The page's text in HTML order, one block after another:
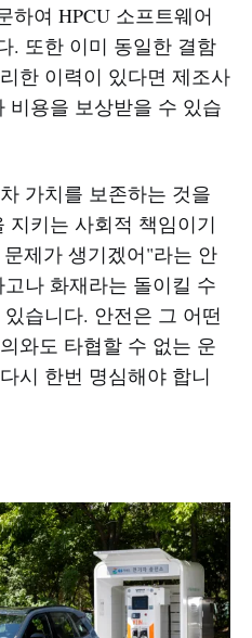
하여 HPCU 소프트웨어
. 또한 이미 동일한 결함
한 이력이 있다면 제조사
비용을 보상받을 수 있습
가치를 보존하는 것을
지키는 사회적 책임이기
제가 생기겠어"라는 안
나 화재라는 돌이킬 수
습니다. 안전은 그 어떤
와도 타협할 수 없는 운
시 한번 명심해야 합니